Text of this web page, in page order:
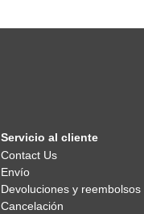
Contact Us
Envío
Devoluciones y reembolsos
Cancelación
Payment Policy